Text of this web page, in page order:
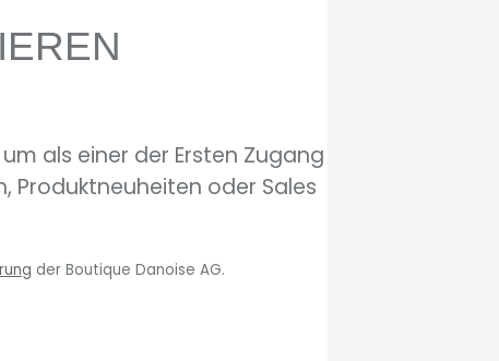
als einer der Ersten Zugang
Produktneuheiten oder Sales
der Boutique Danoise AG.